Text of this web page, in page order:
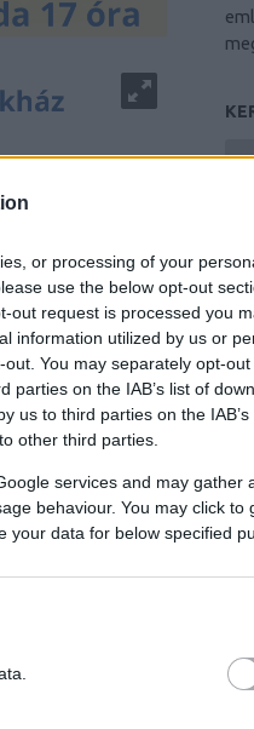
or processing of your
use the below opt-out
out request is processed you
information utilized by us or
You may separately opt-
parties on the IAB’s list of
us to third parties on the
other third parties.
services and may gather
behaviour. You may click to
your data for below specified